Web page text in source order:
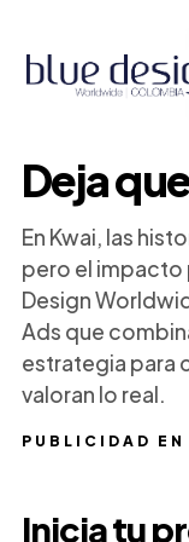
PUBLICIDAD
Deja
En Kwai, las
pero el impacto
Design
Ads que
estrategia para
valoran lo real.
Inicia tu